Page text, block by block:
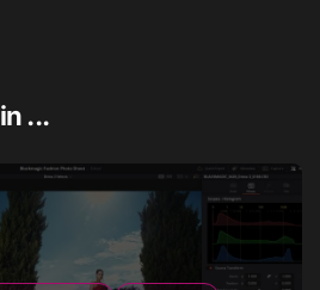
...